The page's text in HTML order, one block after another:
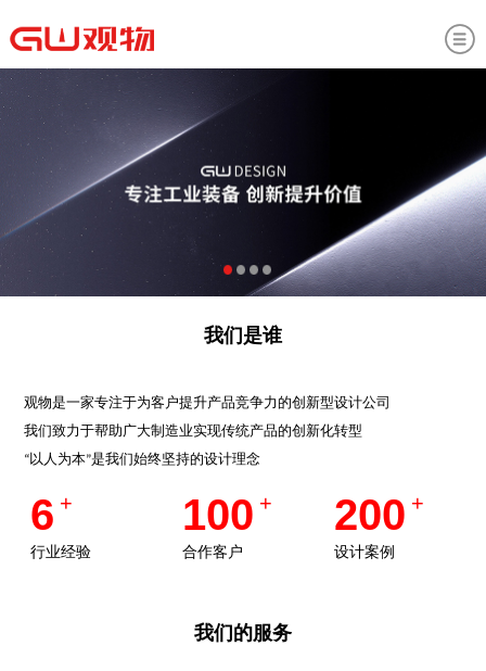
我们是谁
观物是一家专注于为客户提升产品竞争力的创新型设计公司
我们致力于帮助广大制造业实现传统产品的创新化转型
“以人为本”是我们始终坚持的设计理念
6 +
行业经验
100 +
合作客户
200 +
设计案例
我们的服务